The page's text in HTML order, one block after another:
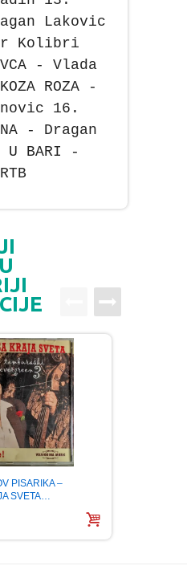
Lakovic
Kolibri
- Vlada
ROZA -
16.
- Dragan
BARI -
PISARIKA –
SVETA…